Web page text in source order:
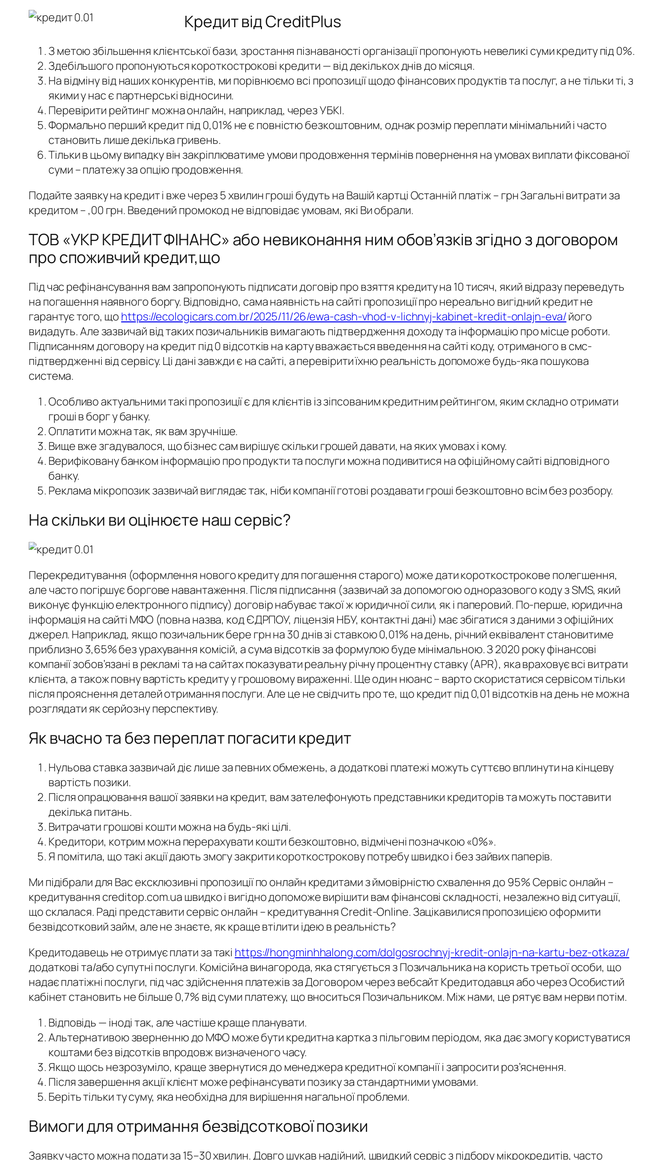
Кредит від CreditPlus
З метою збільшення клієнтської бази, зростання пізнаваності організації пропонують невеликі суми кредиту під 0%.
Здебільшого пропонуються короткострокові кредити — від декількох днів до місяця.
На відміну від наших конкурентів, ми порівнюємо всі пропозиції щодо фінансових продуктів та послуг, а не тільки ті, з
якими у нас є партнерські відносини.
Перевірити рейтинг можна онлайн, наприклад, через УБКІ.
Формально перший кредит під 0,01% не є повністю безкоштовним, однак розмір переплати мінімальний і часто
становить лише декілька гривень.
Тільки в цьому випадку він закріплюватиме умови продовження термінів повернення на умовах виплати фіксованої
суми – платежу за опцію продовження.
Подайте заявку на кредит і вже через 5 хвилин гроші будуть на Вашій картці Останній платіж – грн Загальні витрати за
кредитом – ,00 грн. Введений промокод не відповідає умовам, які Ви обрали.
ТОВ «УКР КРЕДИТ ФІНАНС» або невиконання ним обов’язків згідно з договором
про споживчий кредит,що
Під час рефінансування вам запропонують підписати договір про взяття кредиту на 10 тисяч, який відразу переведуть
на погашення наявного боргу. Відповідно, сама наявність на сайті пропозиції про нереально вигідний кредит не
гарантує того, що https://ecologicars.com.br/2025/11/26/ewa-cash-vhod-v-lichnyj-kabinet-kredit-onlajn-eva/його
видадуть. Але зазвичай від таких позичальників вимагають підтвердження доходу та інформацію про місце роботи.
Підписанням договору на кредит під 0 відсотків на карту вважається введення на сайті коду, отриманого в смс-
підтвердженні від сервісу. Ці дані завжди є на сайті, а перевірити їхню реальність допоможе будь-яка пошукова
система.
Особливо актуальними такі пропозиції є для клієнтів із зіпсованим кредитним рейтингом, яким складно отримати
гроші в борг у банку.
Оплатити можна так, як вам зручніше.
Вище вже згадувалося, що бізнес сам вирішує скільки грошей давати, на яких умовах і кому.
Верифіковану банком інформацію про продукти та послуги можна подивитися на офіційному сайті відповідного
банку.
Реклама мікропозик зазвичай виглядає так, ніби компанії готові роздавати гроші безкоштовно всім без розбору.
На скільки ви оцінюєте наш сервіс?
Перекредитування (оформлення нового кредиту для погашення старого) може дати короткострокове полегшення,
але часто погіршує боргове навантаження. Після підписання (зазвичай за допомогою одноразового коду з SMS, який
виконує функцію електронного підпису) договір набуває такої ж юридичної сили, як і паперовий. По-перше, юридична
інформація на сайті МФО (повна назва, код ЄДРПОУ, ліцензія НБУ, контактні дані) має збігатися з даними з офіційних
джерел. Наприклад, якщо позичальник бере грн на 30 днів зі ставкою 0,01% на день, річний еквівалент становитиме
приблизно 3,65% без урахування комісій, а сума відсотків за формулою буде мінімальною. З 2020 року фінансові
компанії зобов’язані в рекламі та на сайтах показувати реальну річну процентну ставку (APR), яка враховує всі витрати
клієнта, а також повну вартість кредиту у грошовому вираженні. Ще один нюанс – варто скористатися сервісом тільки
після прояснення деталей отримання послуги. Але це не свідчить про те, що кредит під 0,01 відсотків на день не можна
розглядати як серйозну перспективу.
Як вчасно та без переплат погасити кредит
Нульова ставка зазвичай діє лише за певних обмежень, а додаткові платежі можуть суттєво вплинути на кінцеву
вартість позики.
Після опрацювання вашої заявки на кредит, вам зателефонують представники кредиторів та можуть поставити
декілька питань.
Витрачати грошові кошти можна на будь-які цілі.
Кредитори, котрим можна перерахувати кошти безкоштовно, відмічені позначкою «0%».
Я помітила, що такі акції дають змогу закрити короткострокову потребу швидко і без зайвих паперів.
Ми підібрали для Вас ексклюзивні пропозиції по онлайн кредитами з ймовірністю схвалення до 95% Сервіс онлайн –
кредитування creditop.com.ua швидко і вигідно допоможе вирішити вам фінансові складності, незалежно від ситуації,
що склалася. Раді представити сервіс онлайн – кредитування Credit-Online. Зацікавилися пропозицією оформити
безвідсотковий займ, але не знаєте, як краще втілити ідею в реальність?
Кредитодавець не отримує плати за такі https://hongminhhalong.com/dolgosrochnyj-kredit-onlajn-na-kartu-bez-otkaza/
додаткові та/або супутні послуги. Комісійна винагорода, яка стягується з Позичальника на користь третьої особи, що
надає платіжні послуги, під час здійснення платежів за Договором через вебсайт Кредитодавця або через Особистий
кабінет становить не більше 0,7% від суми платежу, що вноситься Позичальником. Між нами, це рятує вам нерви потім.
Відповідь — іноді так, але частіше краще планувати.
Альтернативою зверненню до МФО може бути кредитна картка з пільговим періодом, яка дає змогу користуватися
коштами без відсотків впродовж визначеного часу.
Якщо щось незрозуміло, краще звернутися до менеджера кредитної компанії і запросити роз’яснення.
Після завершення акції клієнт може рефінансувати позику за стандартними умовами.
Беріть тільки ту суму, яка необхідна для вирішення нагальної проблеми.
Вимоги для отримання безвідсоткової позики
Заявку часто можна подати за 15–30 хвилин. Довго шукав надійний, швидкий сервіс з підбору мікрокредитів, часто